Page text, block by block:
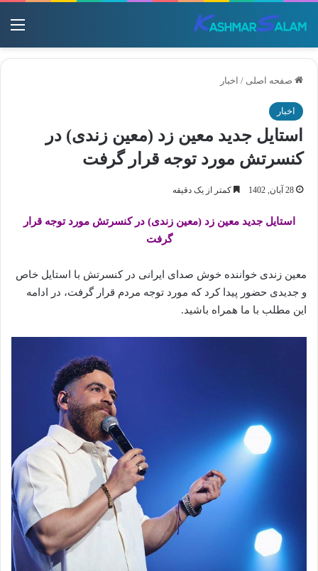
صفحه اصلی / اخبار
اخبار
استایل جدید معین زد (معین زندی) در
کنسرتش مورد توجه قرار گرفت
28 آبان, 1402 کمتر از یک دقیقه
استایل جدید معین زد (معین زندی) در کنسرتش مورد توجه قرار
گرفت
معین زندی خواننده خوش صدای ایرانی در کنسرتش با استایل خاص
و جدیدی حضور پیدا کرد که مورد توجه مردم قرار گرفت، در ادامه
این مطلب با ما همراه باشید.